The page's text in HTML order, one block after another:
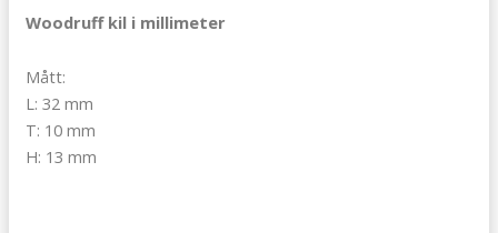
Woodruff kil i millimeter
Mått:
L: 32 mm
T: 10 mm
H: 13 mm